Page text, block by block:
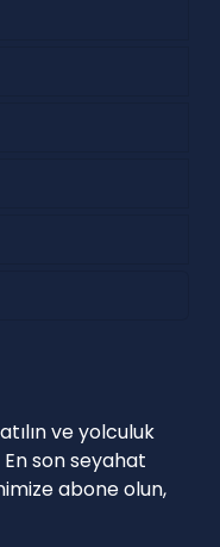
ve yolculuk
En son seyahat
abone olun,